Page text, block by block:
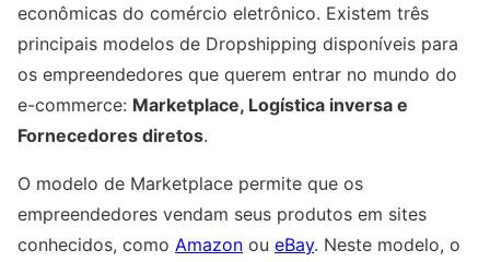
econômicas do comércio eletrônico. Existem três
principais modelos de Dropshipping disponíveis para
os empreendedores que querem entrar no mundo do
e-commerce: Marketplace, Logística inversa e
Fornecedores diretos.
O modelo de Marketplace permite que os
empreendedores vendam seus produtos em sites
conhecidos, como Amazon ou eBay. Neste modelo, o